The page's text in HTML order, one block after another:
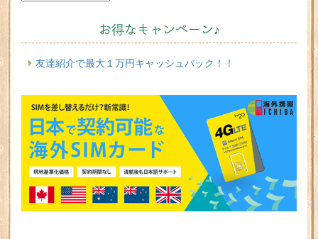
お得なキャンペーン♪
友達紹介で最大１万円キャッシュバック！！